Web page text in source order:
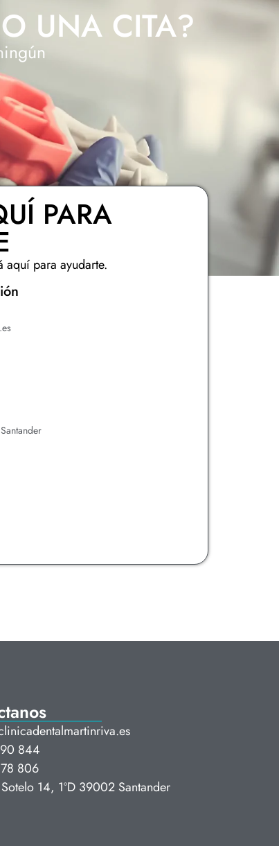
UNA CITA?
PARA
aquí para ayudarte.
844
806
14, 1ºD 39002 Santander